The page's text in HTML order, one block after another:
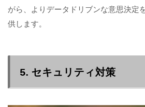
がら、よりデータドリブンな意思決定
供します。
5. セキュリティ対策